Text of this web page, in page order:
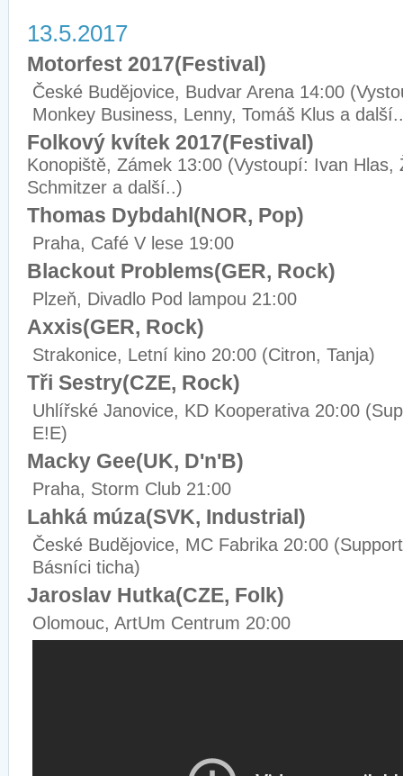
13.5.2017
Motorfest 2017(Festival)
České Budějovice, Budvar Arena 14:00
Monkey Business, Lenny, Tomáš Klus a
Folkový kvítek 2017(Festival)
Konopiště, Zámek 13:00 (Vystoupí: Ivan Hlas,
Schmitzer a další..)
Thomas Dybdahl(NOR, Pop)
Praha, Café V lese 19:00
Blackout Problems(GER, Rock)
Plzeň, Divadlo Pod lampou 21:00
Axxis(GER, Rock)
Strakonice, Letní kino 20:00 (Citron, Tanja)
Tři Sestry(CZE, Rock)
Uhlířské Janovice, KD Kooperativa 20:00
E!E)
Macky Gee(UK, D'n'B)
Praha, Storm Club 21:00
Lahká múza(SVK, Industrial)
České Budějovice, MC Fabrika 20:00
Básníci ticha)
Jaroslav Hutka(CZE, Folk)
Olomouc, ArtUm Centrum 20:00